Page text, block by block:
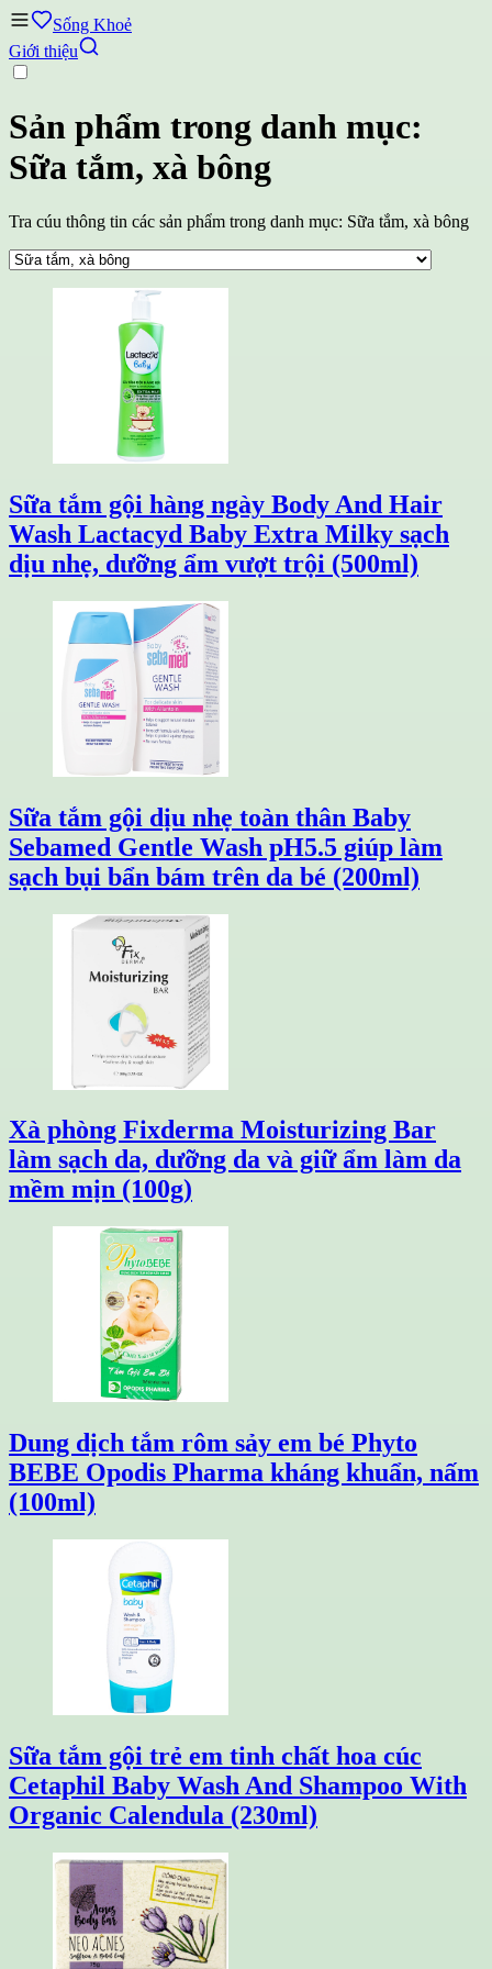
Sống Khoẻ
Giới thiệu
Sản phẩm trong danh mục:
Sữa tắm, xà bông
Tra cúu thông tin các sản phẩm trong danh mục: Sữa tắm, xà bông
Sữa tắm gội hàng ngày Body And Hair
Wash Lactacyd Baby Extra Milky sạch
dịu nhẹ, dưỡng ẩm vượt trội (500ml)
Sữa tắm gội dịu nhẹ toàn thân Baby
Sebamed Gentle Wash pH5.5 giúp làm
sạch bụi bẩn bám trên da bé (200ml)
Xà phòng Fixderma Moisturizing Bar
làm sạch da, dưỡng da và giữ ẩm làm da
mềm mịn (100g)
Dung dịch tắm rôm sảy em bé Phyto
BEBE Opodis Pharma kháng khuẩn, nấm
(100ml)
Sữa tắm gội trẻ em tinh chất hoa cúc
Cetaphil Baby Wash And Shampoo With
Organic Calendula (230ml)